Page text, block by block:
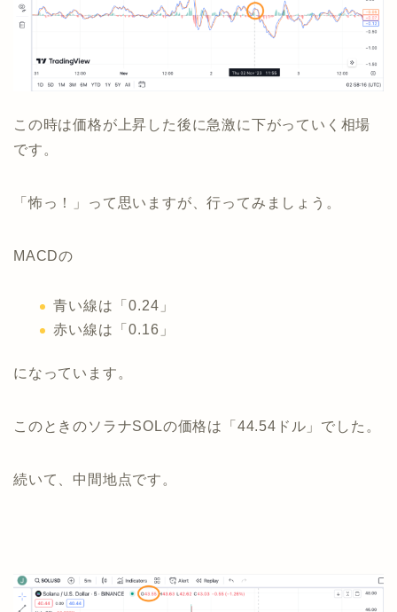
この時は価格が上昇した後に急激に下がっていく相場
です。
「怖っ！」って思いますが、行ってみましょう。
MACDの
青い線は「0.24」
赤い線は「0.16」
になっています。
このときのソラナSOLの価格は「44.54ドル」でした。
続いて、中間地点です。